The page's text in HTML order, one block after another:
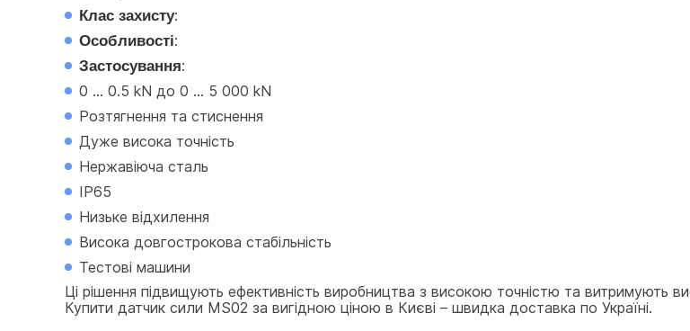
Клас захисту:
Особливості:
Застосування:
0 ... 0.5 kN до 0 ... 5 000 kN
Розтягнення та стиснення
Дуже висока точність
Нержавіюча сталь
IP65
Низьке відхилення
Висока довгострокова стабільність
Тестові машини
Ці рішення підвищують ефективність виробництва з високою точністю та витримують
Купити датчик сили MS02 за вигідною ціною в Києві – швидка доставка по Україні.